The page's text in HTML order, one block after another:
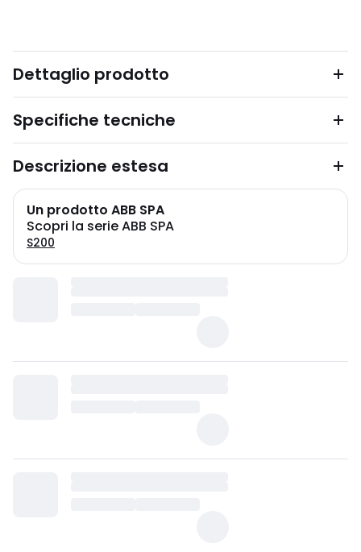
Dettaglio prodotto
Specifiche tecniche
Descrizione estesa
Un prodotto ABB SPA
Scopri la serie ABB SPA
S200